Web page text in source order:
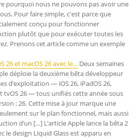
pourquoi nous ne pouvons pas avoir une
Pour faire simple, c'est parce que
conçu pour fonctionner
plutôt que pour exécuter toutes les
Prenons cet article comme un exemple
26 et macOS 26 avec le… Deux semaines
déploie la deuxième bêta développeur
d’exploitation — iOS 26, iPadOS 26,
tvOS 26 — tous unifiés cette année sous
: 26. Cette mise à jour marque une
sur le plan fonctionnel, mais aussi
d’un […] L’article Apple lance la bêta 2
le design Liquid Glass est apparu en